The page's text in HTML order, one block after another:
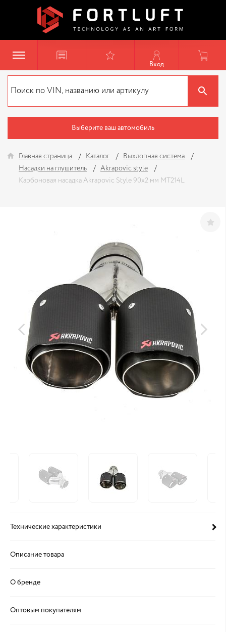
Вход
Выберите ваш автомобиль
Главная страница Каталог
Выхлопная система
Насадки на глушитель
Akrapovic style
Карбоновая насадка Akrapovic Style 90x2 мм MT214L
Технические характеристики
Описание товара
О бренде
Оптовым покупателям